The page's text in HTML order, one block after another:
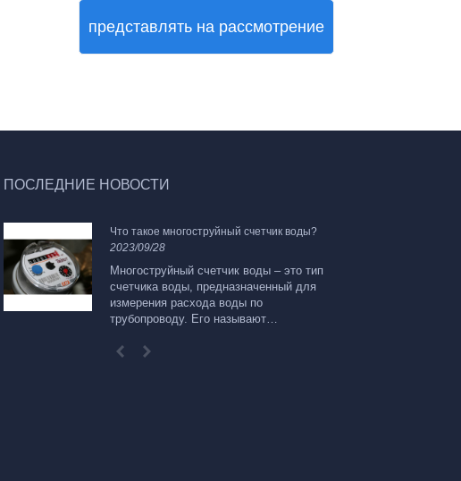
представлять на рассмотрение
ПОСЛЕДНИЕ НОВОСТИ
Что такое многоструйный счетчик воды?
2023/09/28
Многоструйный счетчик воды – это тип
счетчика воды, предназначенный для
измерения расхода воды по
трубопроводу. Его называют
измерения скорости потока воды в нем